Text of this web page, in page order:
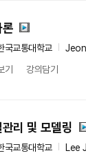
국교통대학교
기
강의담기
리 및 모델링
국교통대학교 Lee